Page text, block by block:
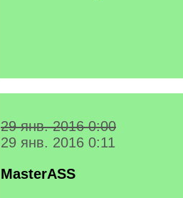
29 янв. 2016 0:00
29 янв. 2016 0:11
MasterASS